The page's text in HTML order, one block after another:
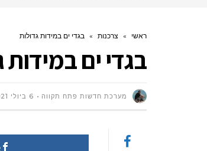
ראשי » צרכנות » בגדי ים במידות גדולות
בגדי ים במידות
מערכת חדשות פתח תקווה 6 ביולי 2021